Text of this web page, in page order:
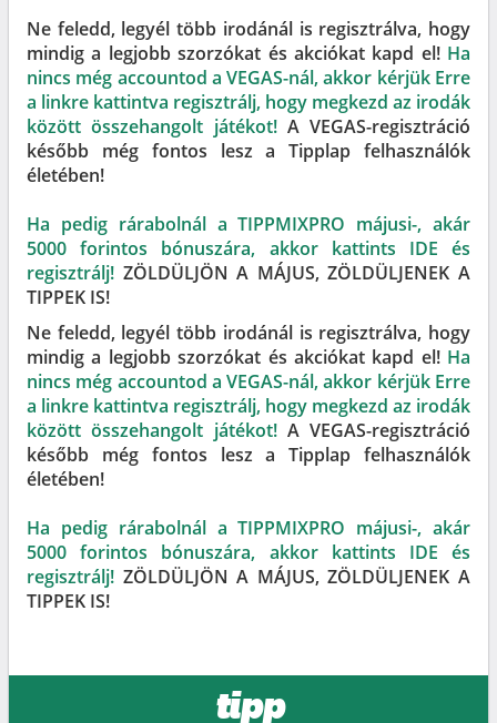
Ne feledd, legyél több irodánál is regisztrálva, hogy
mindig a legjobb szorzókat és akciókat kapd el! Ha
nincs még accountod a VEGAS-nál, akkor kérjük Erre
a linkre kattintva regisztrálj, hogy megkezd az irodák
között összehangolt játékot! A VEGAS-regisztráció
később még fontos lesz a Tipplap felhasználók
életében!
Ha pedig rárabolnál a TIPPMIXPRO májusi-, akár
5000 forintos bónuszára, akkor kattints IDE és
regisztrálj! ZÖLDÜLJÖN A MÁJUS, ZÖLDÜLJENEK A
TIPPEK IS!
Ne feledd, legyél több irodánál is regisztrálva, hogy
mindig a legjobb szorzókat és akciókat kapd el! Ha
nincs még accountod a VEGAS-nál, akkor kérjük Erre
a linkre kattintva regisztrálj, hogy megkezd az irodák
között összehangolt játékot! A VEGAS-regisztráció
később még fontos lesz a Tipplap felhasználók
életében!
Ha pedig rárabolnál a TIPPMIXPRO májusi-, akár
5000 forintos bónuszára, akkor kattints IDE és
regisztrálj! ZÖLDÜLJÖN A MÁJUS, ZÖLDÜLJENEK A
TIPPEK IS!
tipp